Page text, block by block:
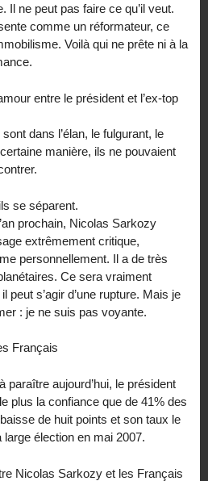
Il ne peut pas faire ce qu’il veut.
comme un réformateur, ce
Voilà qui ne prête ni à la
entre le président et l’ex-top
dans l’élan, le fulgurant, le
manière, ils ne pouvaient
se séparent.
prochain, Nicolas Sarkozy
extrêmement critique,
personnellement. Il a de très
Ce sera vraiment
peut s’agir d’une rupture. Mais je
: je ne suis pas voyante.
Français
paraître aujourd’hui, le président
plus la confiance que de 41% des
de huit points et son taux le
élection en mai 2007.
Nicolas Sarkozy et les Français